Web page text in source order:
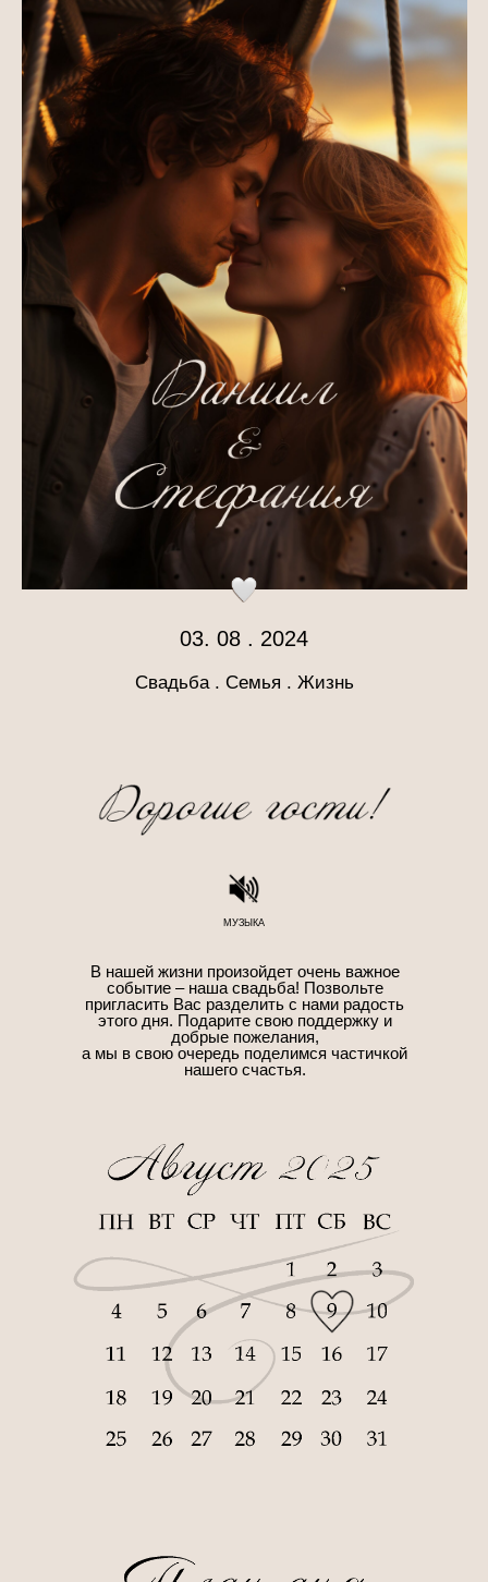
03. 08 . 2024
Свадьба . Семья . Жизнь
В нашей жизни произойдет очень важное
событие – наша свадьба! Позвольте
пригласить Вас разделить с нами радость
этого дня. Подарите свою поддержку и
добрые пожелания,
а мы в свою очередь поделимся частичкой
нашего счастья.
МУЗЫКА